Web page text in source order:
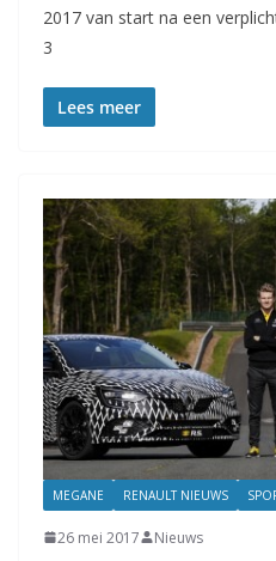
2017 van start na een
3
Lees meer
MEGANE RENAULT NIEUWS
26 mei 2017 Nieuws